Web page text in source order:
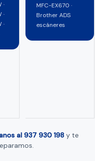
MFC-EX670 ·
Brother ADS
escáneres
al 937 930 198 y te